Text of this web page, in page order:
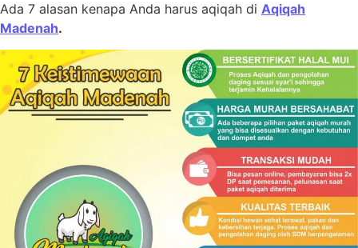
Ada 7 alasan kenapa Anda harus aqiqah di Aqiqah
Madenah.